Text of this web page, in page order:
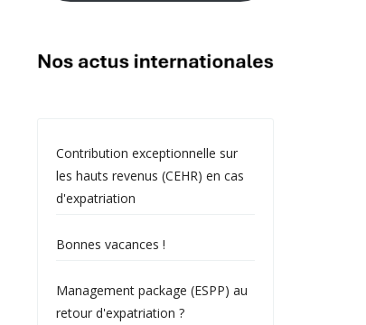
Contribution exceptionnelle sur
les hauts revenus (CEHR) en cas
d'expatriation
Bonnes vacances !
Management package (ESPP) au
retour d'expatriation ?